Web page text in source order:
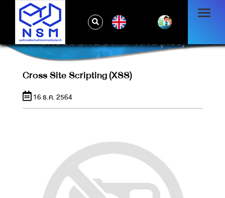
CROSS SITE SCRIPTING (XSS)
Cross Site Scripting (XSS)
16 ธ.ค. 2564